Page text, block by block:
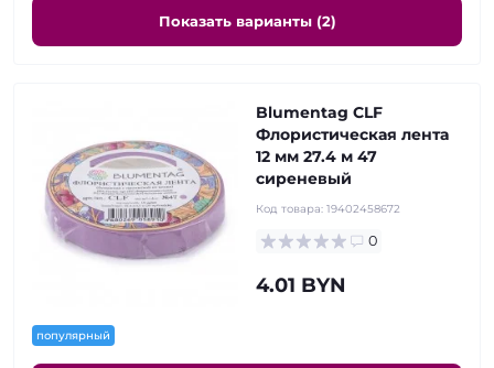
Показать варианты (2)
популярный
Blumentag CLF
Флористическая лента
12 мм 27.4 м 47
сиреневый
Код товара: 19402458672
0
4.01 BYN